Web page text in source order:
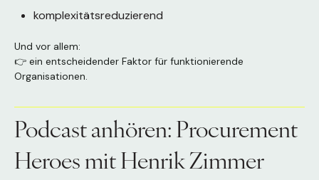
komplexitätsreduzierend
Und vor allem:
👉 ein entscheidender Faktor für funktionierende
Organisationen.
Podcast anhören: Procurement
Heroes mit Henrik Zimmer